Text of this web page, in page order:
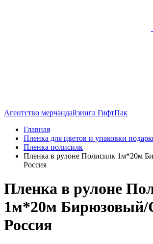
Агентство мерчандайзинга ГифтПак
Главная
Пленка для цветов и упаковки
Пленка полисилк
Пленка в рулоне Полисилк 1м*20м
Россия
Пленка в рулоне
1м*20м Бирюзовый/
Россия